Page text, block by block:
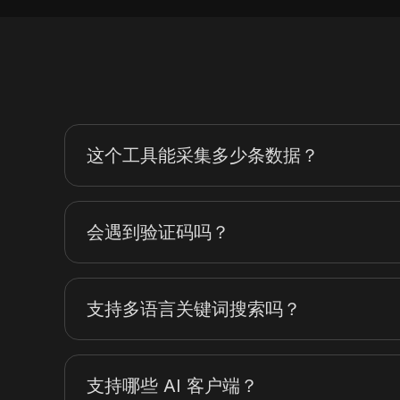
这个工具能采集多少条数据？
会遇到验证码吗？
支持多语言关键词搜索吗？
支持哪些 AI 客户端？